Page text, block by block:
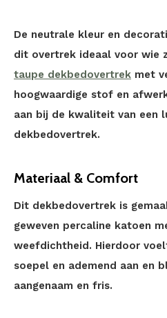
De neutrale kleur en
dit overtrek ideaal voor wie
taupe dekbedovertrek met
hoogwaardige stof en
aan bij de kwaliteit van een
dekbedovertrek.
Materiaal & Comfort
Dit dekbedovertrek is
geweven percaline katoen
weefdichtheid. Hierdoor
soepel en ademend aan en
aangenaam en fris.